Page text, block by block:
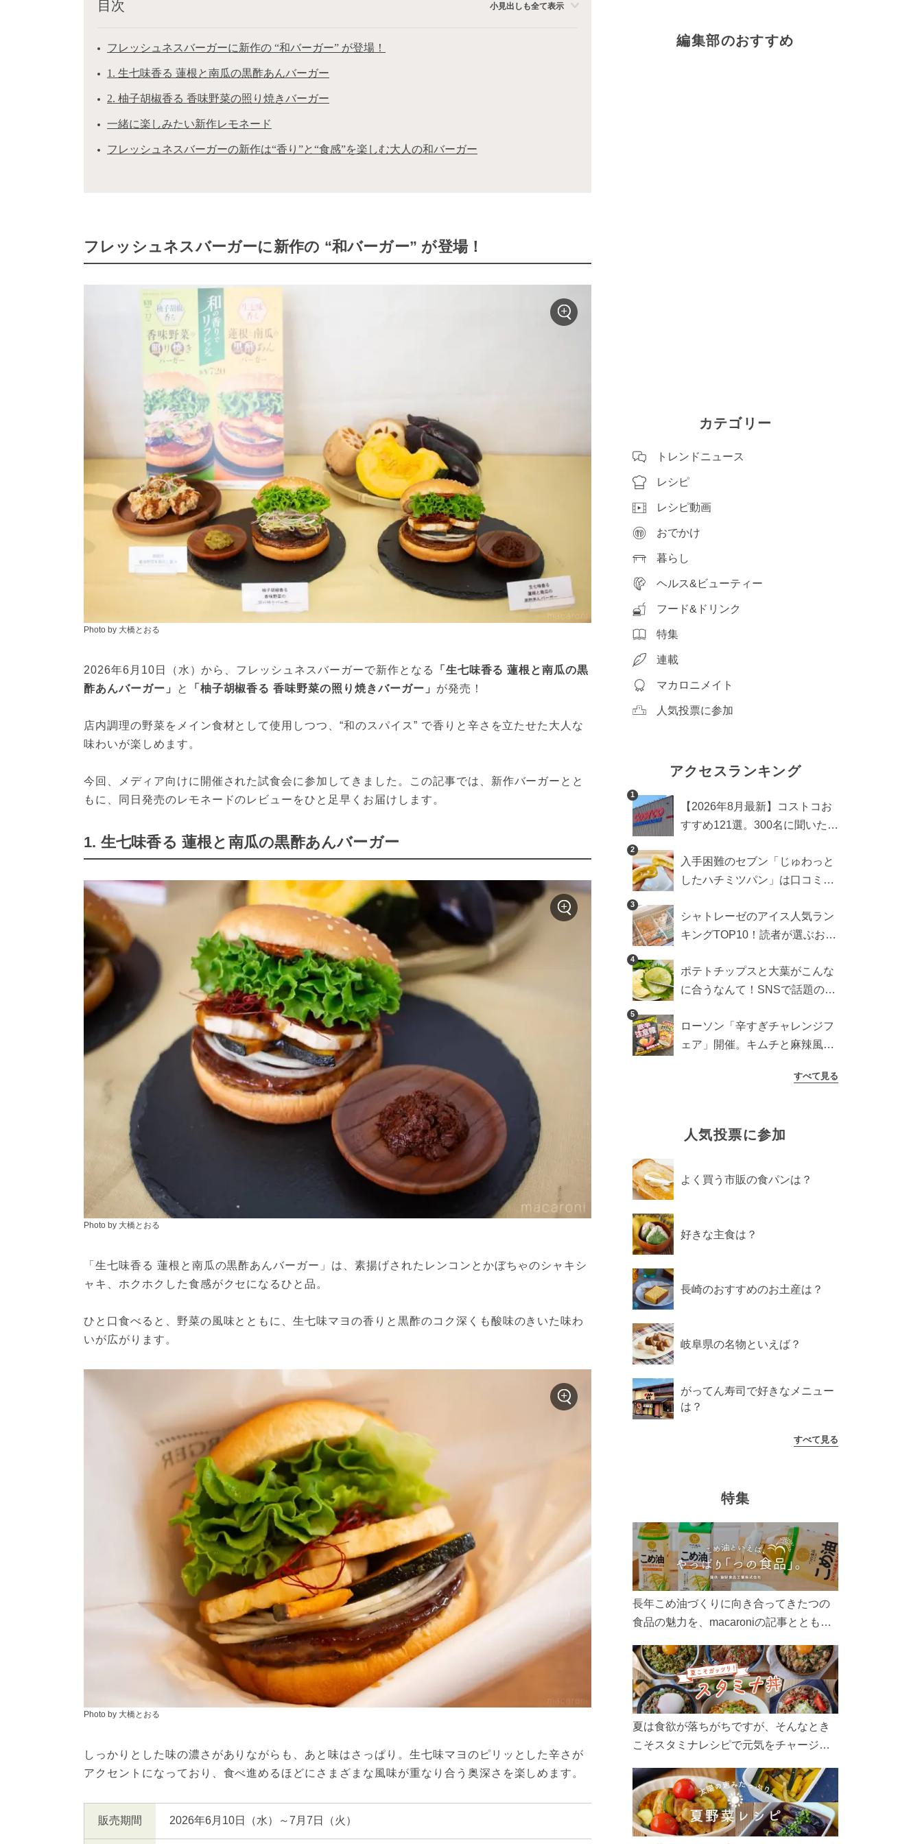
目次 小見出しも全て表示
フレッシュネスバーガーに新作の “和バーガー” が登場！
1. 生七味香る 蓮根と南瓜の黒酢あんバーガー
2. 柚子胡椒香る 香味野菜の照り焼きバーガー
一緒に楽しみたい新作レモネード
フレッシュネスバーガーの新作は“香り”と“食感”を楽しむ大人の和バーガー
フレッシュネスバーガーに新作の “和バーガー” が登場！
Photo by 大橋とおる
2026年6月10日（水）から、フレッシュネスバーガーで新作となる
「生七味香る 蓮根と南瓜の黒
酢あんバーガー」
と 「柚子胡椒香る 香味野菜の照り焼きバーガー」 が発売！
店内調理の野菜をメイン食材として使用しつつ、“和のスパイス” で香りと辛さを立たせた大人な
味わいが楽しめます。
今回、メディア向けに開催された試食会に参加してきました。この記事では、新作バーガーとと
もに、同日発売のレモネードのレビューをひと足早くお届けします。
1. 生七味香る 蓮根と南瓜の黒酢あんバーガー
Photo by 大橋とおる
「生七味香る 蓮根と南瓜の黒酢あんバーガー」は、素揚げされたレンコンとかぼちゃのシャキシ
ャキ、ホクホクした食感がクセになるひと品。
ひと口食べると、野菜の風味とともに、生七味マヨの香りと黒酢のコク深くも酸味のきいた味わ
いが広がります。
Photo by 大橋とおる
しっかりとした味の濃さがありながらも、あと味はさっぱり。生七味マヨのピリッとした辛さが
アクセントになっており、食べ進めるほどにさまざまな風味が重なり合う奥深さを楽しめます。
販売期間 2026年6月10日（水）～7月7日（火）
編集部のおすすめ
カテゴリー
トレンドニュース
レシピ
レシピ動画
おでかけ
暮らし
ヘルス&ビューティー
フード&ドリンク
特集
連載
マカロニメイト
人気投票に参加
アクセスランキング
1
【2026年8月最新】コストコお
すすめ121選。300名に聞いた買
め商品も
2
入手困難のセブン「じゅわっと
したハチミツパン」は口コミ通
検証
3
シャトレーゼのアイス人気ラン
キングTOP10！読者が選ぶおす
4
ポテトチップスと大葉がこんな
に合うなんて！SNSで話題の食
5
ローソン「辛すぎチャレンジフ
ェア」開催。キムチと麻辣風の
すべて見る
人気投票に参加
よく買う市販の食パンは？
好きな主食は？
長崎のおすすめのお土産は？
岐阜県の名物といえば？
がってん寿司で好きなメニュー
は？
すべて見る
特集
長年こめ油づくりに向き合ってきたつの
食品の魅力を、macaroniの記事とともに
ん、製造現場や品質へのこだわりまで。
こめ油をもっと好きになるコンテンツを
ぜひお楽しみください。
夏は食欲が落ちがちですが、そんなとき
こそスタミナレシピで元気をチャージ！
リ食べて、夏バテを吹き飛ばしましょ
う！